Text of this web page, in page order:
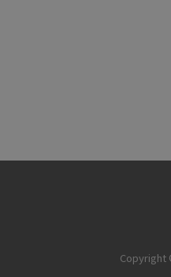
Copyright